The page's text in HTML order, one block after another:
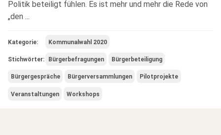
Politik beteiligt fühlen. Es ist mehr und mehr die Rede von
„den ...
Kategorie: Kommunalwahl 2020
Stichwörter: Bürgerbefragungen Bürgerbeteiligung
Bürgergespräche Bürgerversammlungen Pilotprojekte
Veranstaltungen Workshops